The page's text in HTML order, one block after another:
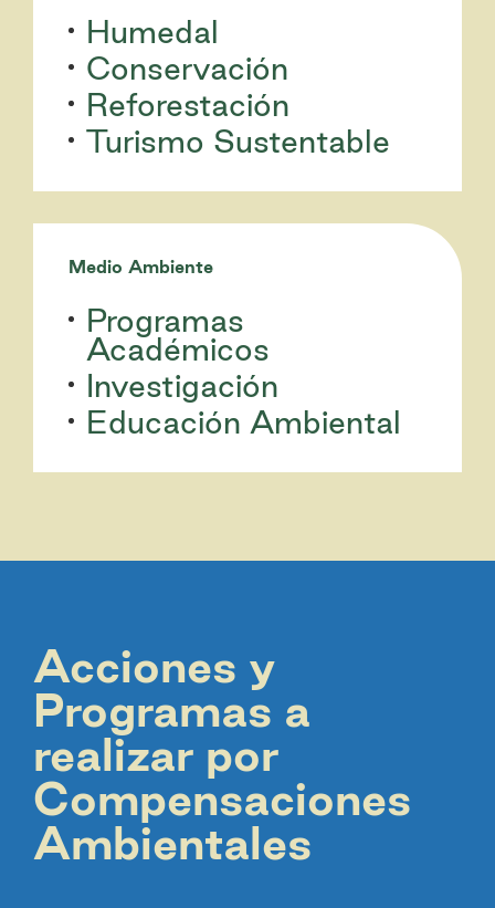
Humedal
Conservación
Reforestación
Turismo Sustentable
Medio Ambiente
Programas
Académicos
Investigación
Educación Ambiental
Acciones y
Programas a
realizar por
Compensaciones
Ambientales